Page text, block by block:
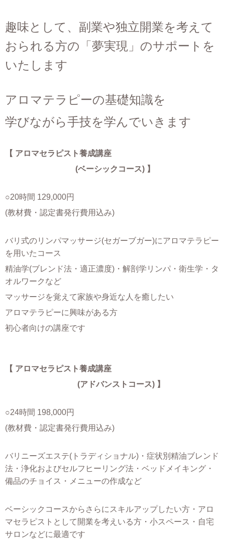
趣味として、副業や独立開業を考えて
おられる方の「夢実現」のサポートを
いたします
アロマテラピーの基礎知識を
学びながら手技を学んでいきます
【 アロマセラピスト養成講座
(ベーシックコース) 】
○20時間 129,000円
(教材費・認定書発行費用込み)
バリ式のリンパマッサージ(セガーブガー)にアロマテラピー
を用いたコース
精油学(ブレンド法・適正濃度)・解剖学リンパ・衛生学・タ
オルワークなど
マッサージを覚えて家族や身近な人を癒したい
アロマテラピーに興味がある方
初心者向けの講座です
【 アロマセラピスト養成講座
(アドバンストコース) 】
○24時間 198,000円
(教材費・認定書発行費用込み)
バリニーズエステ(トラディショナル) ・症状別精油ブレンド
法・浄化およびセルフヒーリング法・ベッドメイキング・
備品のチョイス・メニューの作成など
ベーシックコースからさらにスキルアップしたい方・ アロ
マセラピストとして開業を考えいる方・ 小スペース・自宅
サロンなどに最適です